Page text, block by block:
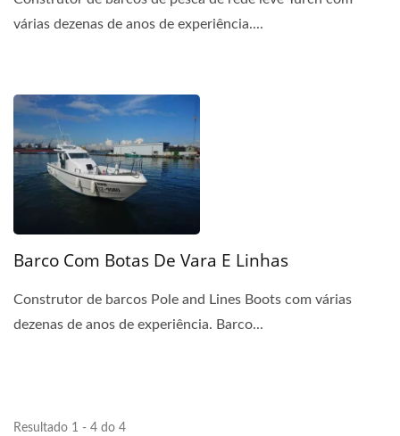
várias dezenas de anos de experiência....
Barco Com Botas De Vara E Linhas
Construtor de barcos Pole and Lines Boots com várias
dezenas de anos de experiência. Barco...
Resultado 1 - 4 do 4